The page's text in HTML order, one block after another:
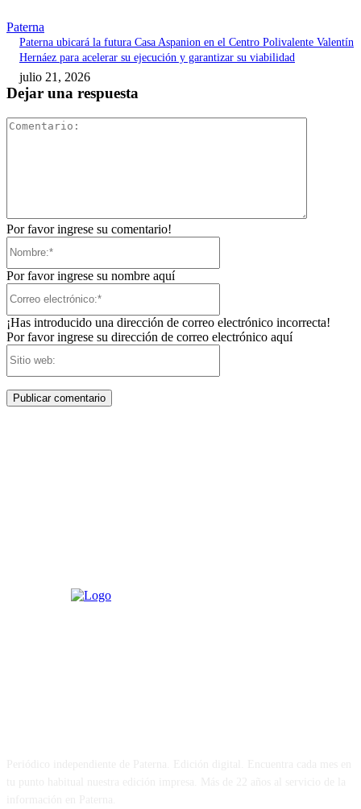
Paterna
Paterna ubicará la futura Casa Aspanion en el Centro Polivalente Valentín
Hernáez para acelerar su ejecución y garantizar su viabilidad
julio 21, 2026
Dejar una respuesta
Por favor ingrese su comentario!
Por favor ingrese su nombre aquí
¡Has introducido una dirección de correo electrónico incorrecta!
Por favor ingrese su dirección de correo electrónico aquí